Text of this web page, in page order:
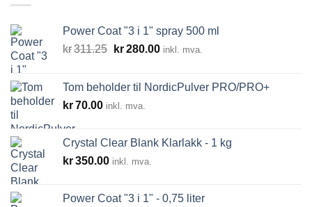
Power Coat "3 i 1" spray 500 ml
kr311.25 Opprinnelig
kr311.25.
kr280.00Nåværende
kr280.00.
inkl. mva.
Tom beholder til NordicPulver PRO/PRO+
kr70.00 inkl. mva.
Crystal Clear Blank Klarlakk - 1 kg
kr350.00 inkl. mva.
Power Coat "3 i 1" - 0,75 liter